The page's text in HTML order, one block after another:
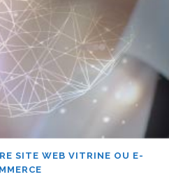
SITE WEB VITRINE OU E-